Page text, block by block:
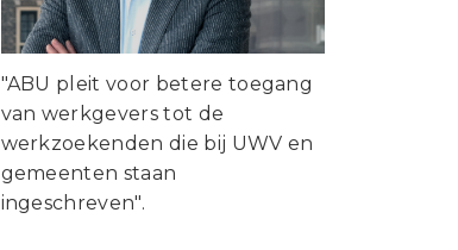
"ABU pleit voor betere toegang
van werkgevers tot de
werkzoekenden die bij UWV en
gemeenten staan
ingeschreven".